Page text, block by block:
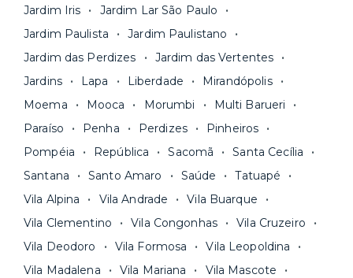
Seja uma mala ou um caminhão de mudança: é
só levar as suas coisas e começar a morar.
contrato na tela do seu computador ou celular.
Simples, seguro e sem burocracia!
Jardim Iris
Jardim Lar São Paulo
Jardim Paulista
Jardim Paulistano
Jardim das Perdizes
Jardim das Vertentes
Jardins
Lapa Liberdade
Mirandópolis
Moema
Mooca Morumbi
Multi Barueri
Paraíso
Penha Perdizes
Pinheiros
Pompéia
República Sacomã
Santa Cecília
Santana
Santo Amaro Saúde
Tatuapé
Vila Alpina
Vila Andrade
Vila Buarque
Vila Clementino
Vila Congonhas
Vila Cruzeiro
Vila Deodoro
Vila Formosa
Vila Leopoldina
Vila Madalena
Vila Mariana
Vila Mascote